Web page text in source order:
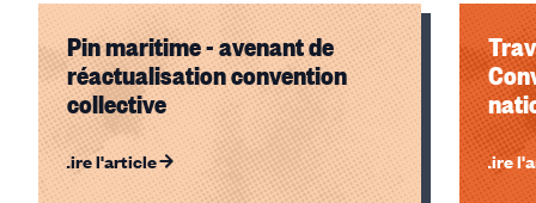
Pin maritime - avenant de
réactualisation convention
collective
Lire l'article Lire